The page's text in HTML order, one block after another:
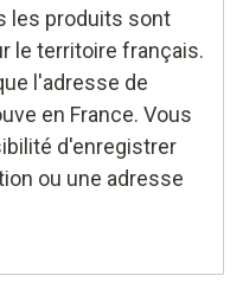
les produits sont
le territoire français.
l'adresse de
en France. Vous
d'enregistrer
ou une adresse